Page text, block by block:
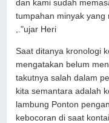
dan kami sudah
tumpahan minyak yang
,."ujar Heri
Saat ditanya kronologi
mengatakan belum
takutnya salah dalam
kita semantara adalah
lambung Ponton
kebocoran di saat